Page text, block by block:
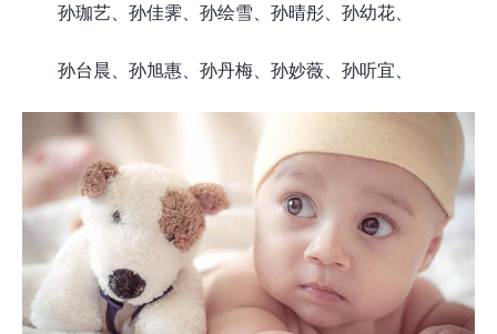
孙珈艺、孙佳霁、孙绘雪、孙晴彤、孙幼花、
孙台晨、孙旭惠、孙丹梅、孙妙薇、孙听宜、